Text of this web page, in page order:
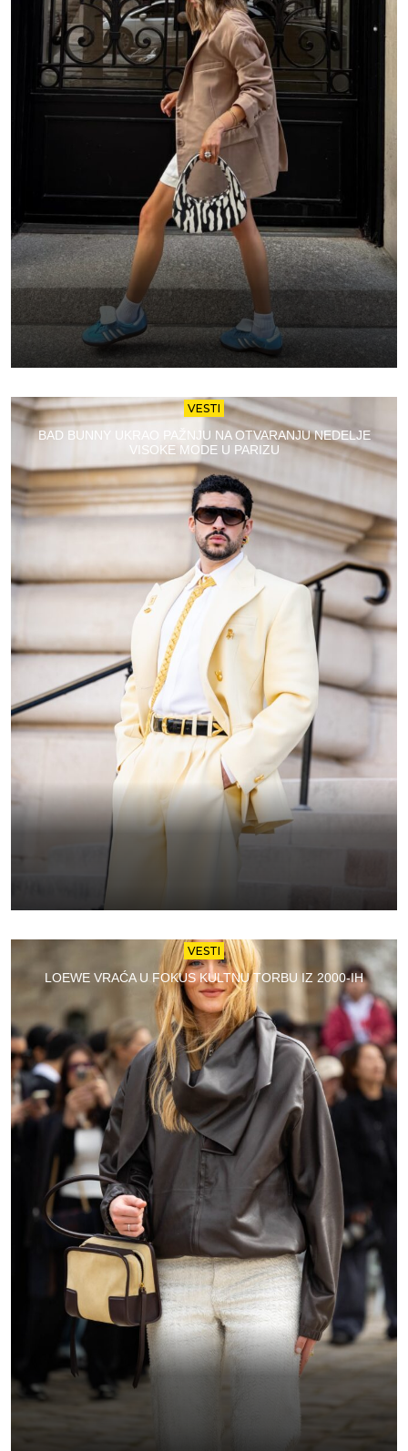
VESTI
BAD BUNNY UKRAO PAŽNJU NA OTVARANJU NEDELJE
VISOKE MODE U PARIZU
VESTI
LOEWE VRAĆA U FOKUS KULTNU TORBU IZ 2000-IH